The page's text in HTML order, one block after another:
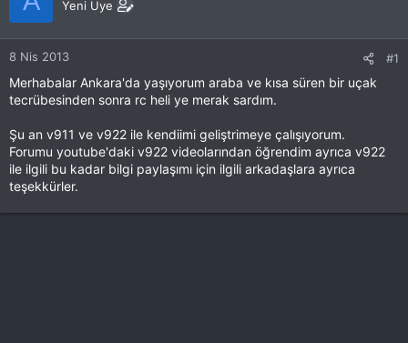
Yeni Uye
8 Nis 2013 #1
Merhabalar Ankara'da yaşıyorum araba ve kısa süren bir uçak
tecrübesinden sonra rc heli ye merak sardım.
Şu an v911 ve v922 ile kendiimi geliştrimeye çalışıyorum.
Forumu youtube'daki v922 videolarından öğrendim ayrıca v922
ile ilgili bu kadar bilgi paylaşımı için ilgili arkadaşlara ayrıca
teşekkürler.